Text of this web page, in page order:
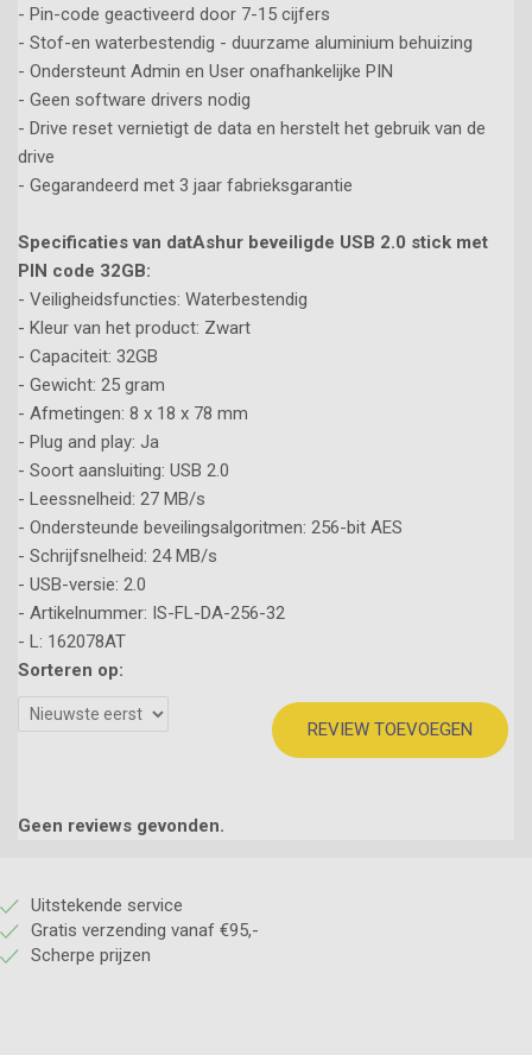
- Pin-code geactiveerd door 7-15 cijfers
- Stof-en waterbestendig - duurzame aluminium behuizing
- Ondersteunt Admin en User onafhankelijke PIN
- Geen software drivers nodig
- Drive reset vernietigt de data en herstelt het gebruik van de
drive
- Gegarandeerd met 3 jaar fabrieksgarantie
Specificaties van datAshur beveiligde USB 2.0 stick met
PIN code 32GB:
- Veiligheidsfuncties: Waterbestendig
- Kleur van het product: Zwart
- Capaciteit: 32GB
- Gewicht: 25 gram
- Afmetingen: 8 x 18 x 78 mm
- Plug and play: Ja
- Soort aansluiting: USB 2.0
- Leessnelheid: 27 MB/s
- Ondersteunde beveilingsalgoritmen: 256-bit AES
- Schrijfsnelheid: 24 MB/s
- USB-versie: 2.0
- Artikelnummer: IS-FL-DA-256-32
- L: 162078AT
Sorteren op:
REVIEW TOEVOEGEN
Geen reviews gevonden.
Uitstekende service
Gratis verzending vanaf €95,-
Scherpe prijzen